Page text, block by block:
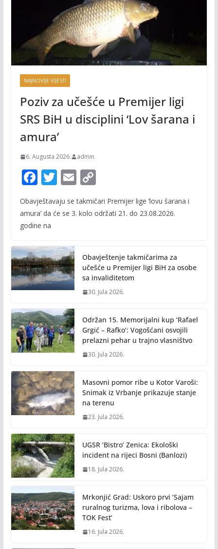
NAJNOVIJE VIJESTI
Poziv za učešće u Premijer ligi
SRS BiH u disciplini ‘Lov šarana i
amura’
6. Augusta 2026. admin
F
ac
e
b
o
k
T
itt
E
m
ai
C
o
p
n
k
Obavještavaju se takmičari Premijer lige ‘lovu šarana i
amura’ da će se 3. kolo održati 21. do 23.08.2026.
godine na
Obavještenje takmičarima za
učešće u Premijer ligi BiH za osobe
sa invaliditetom
30. Jula 2026.
Održan 15. Memorijalni kup ‘Rafael
Grgić – Rafko’: Vogošćani osvojili
prelazni pehar u trajno vlasništvo
30. Jula 2026.
Masovni pomor ribe u Kotor Varoši:
Snimak iz Vrbanje prikazuje stanje
na terenu
23. Jula 2026.
UGSR ‘Bistro’ Zenica: Ekološki
incident na rijeci Bosni (Banlozi)
18. Jula 2026.
Mrkonjić Grad: Uskoro prvi ‘Sajam
ruralnog turizma, lova i ribolova –
TOK Fest’
16. Jula 2026.